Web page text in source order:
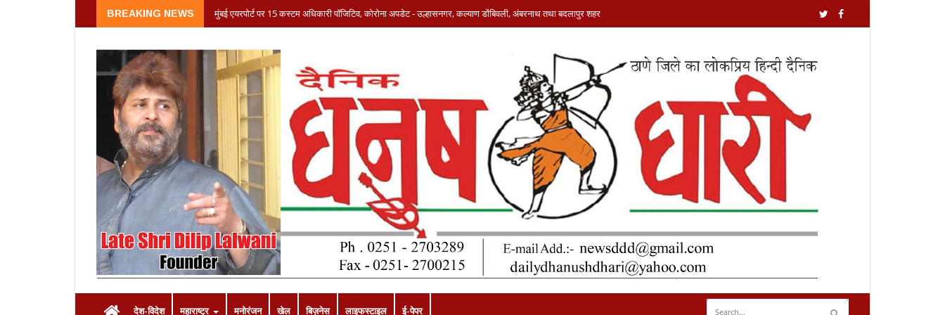
BREAKING NEWS मुंबई एयरपोर्ट पर 15 कस्टम अधिकारी पॉजिटिव, कोरोना अपडेट - उल्हासनगर, कल्याण डोंबिवली, अंबरनाथ तथा बदलापुर शहर
देश-विदेश महाराष्ट्र मनोरंजन खेल बिज़नेस लाइफस्टाइल ई-पेपर